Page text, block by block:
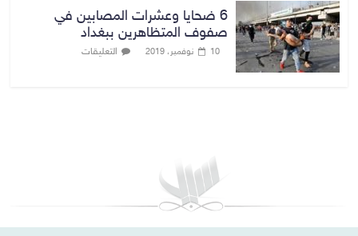
6 ضحايا وعشرات المصابين في
صفوف المتظاهرين ببغداد
10 نوفمبر، 2019 التعليقات